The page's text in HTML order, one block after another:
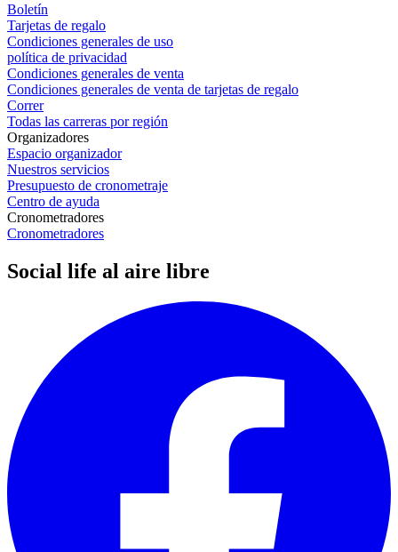
Boletín
Tarjetas de regalo
Condiciones generales de uso
política de privacidad
Condiciones generales de venta
Condiciones generales de venta de tarjetas de regalo
Correr
Todas las carreras por región
Organizadores
Espacio organizador
Nuestros servicios
Presupuesto de cronometraje
Centro de ayuda
Cronometradores
Cronometradores
Social life al aire libre